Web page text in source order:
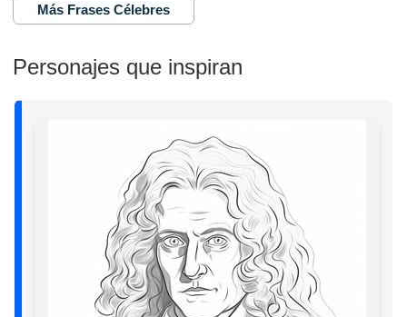
Más Frases Célebres
Personajes que inspiran